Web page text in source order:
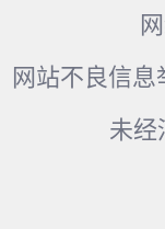
网站不良信息
未经